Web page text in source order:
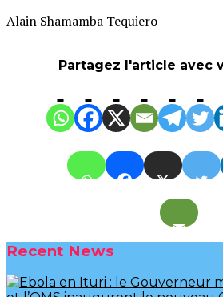
Alain Shamamba Tequiero
Partagez l'article avec
Recent News